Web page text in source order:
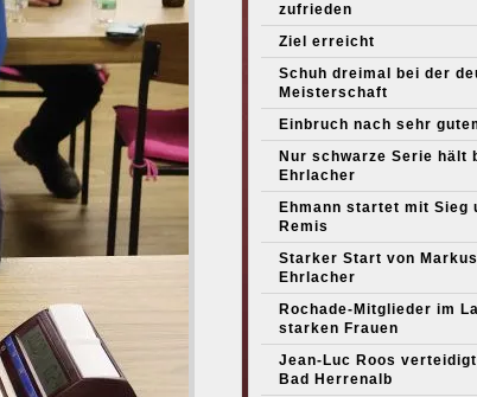
zufrieden
Ziel erreicht
Schuh dreimal bei der
Meisterschaft
Einbruch nach sehr
Nur schwarze Serie hält
Ehrlacher
Ehmann startet mit Sieg
Remis
Starker Start von Markus
Ehrlacher
Rochade-Mitglieder im
starken Frauen
Jean-Luc Roos
Bad Herrenalb